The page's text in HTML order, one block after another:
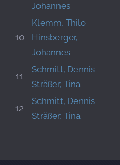
Johannes
10
Klemm, Thilo
Hinsberger,
Johannes
11
Schmitt, Dennis
Sträßer, Tina
12
Schmitt, Dennis
Sträßer, Tina